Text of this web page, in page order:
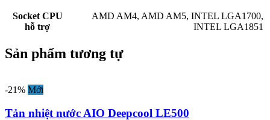
Socket CPU
hỗ trợ
AMD AM4, AMD AM5, INTEL LGA1700,
INTEL LGA1851
Sản phẩm tương tự
-21% Mới
Tản nhiệt nước AIO Deepcool LE500